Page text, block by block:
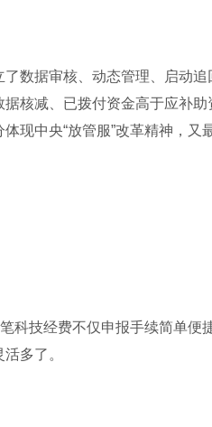
数据审核、动态管理、启动
核减、已拨付资金高于应补
现中央“放管服”改革精神，又
笔科技经费不仅申报手续简单
多了。